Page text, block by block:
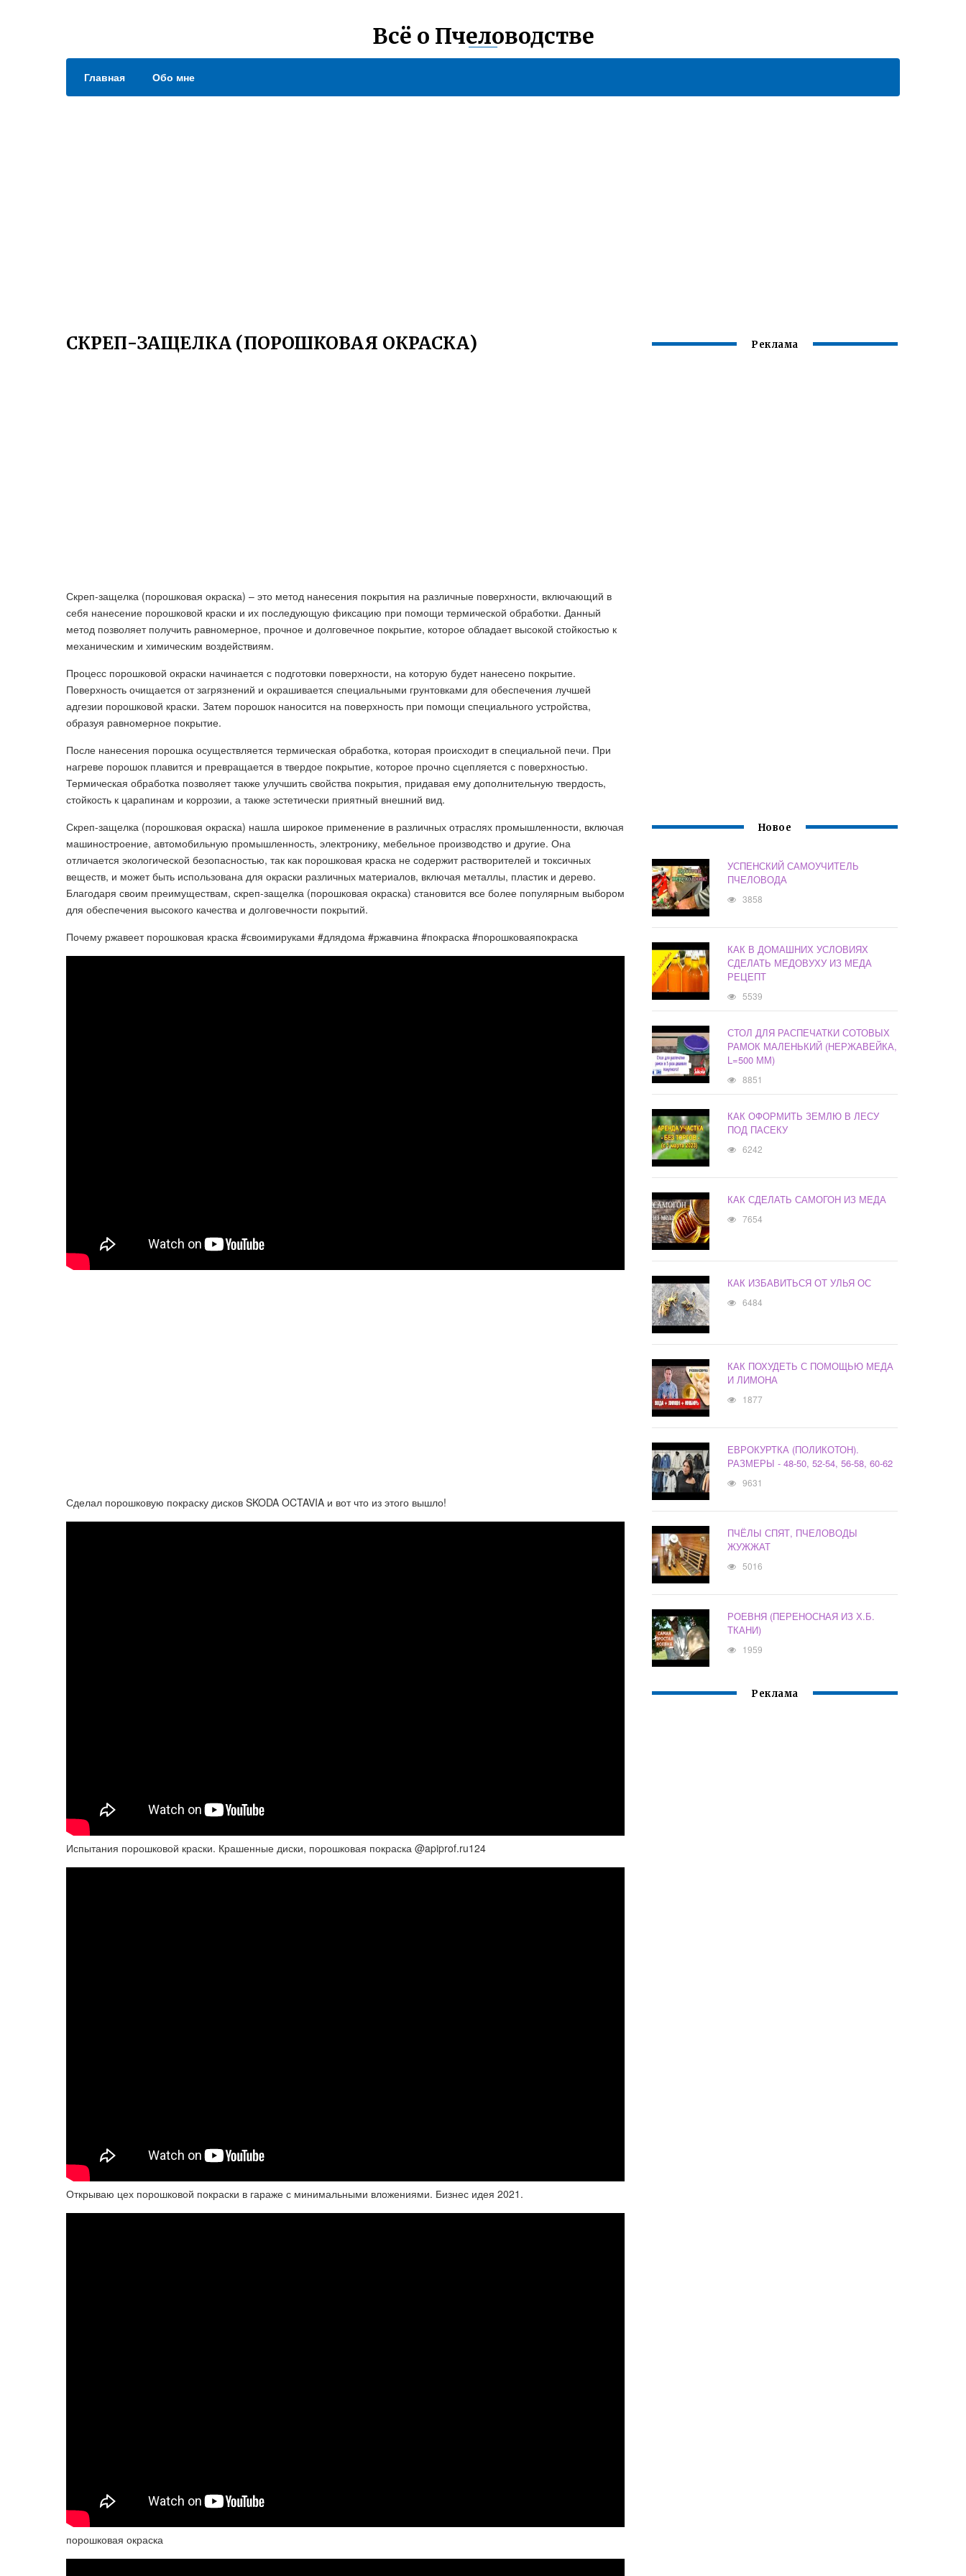
Всё о Пчеловодстве
Главная Обо мне
СКРЕП-ЗАЩЕЛКА (ПОРОШКОВАЯ ОКРАСКА)
Скреп-защелка (порошковая окраска) – это метод нанесения покрытия на различные поверхности, включающий в
себя нанесение порошковой краски и их последующую фиксацию при помощи термической обработки. Данный
метод позволяет получить равномерное, прочное и долговечное покрытие, которое обладает высокой стойкостью к
механическим и химическим воздействиям.
Процесс порошковой окраски начинается с подготовки поверхности, на которую будет нанесено покрытие.
Поверхность очищается от загрязнений и окрашивается специальными грунтовками для обеспечения лучшей
адгезии порошковой краски. Затем порошок наносится на поверхность при помощи специального устройства,
образуя равномерное покрытие.
После нанесения порошка осуществляется термическая обработка, которая происходит в специальной печи. При
нагреве порошок плавится и превращается в твердое покрытие, которое прочно сцепляется с поверхностью.
Термическая обработка позволяет также улучшить свойства покрытия, придавая ему дополнительную твердость,
стойкость к царапинам и коррозии, а также эстетически приятный внешний вид.
Скреп-защелка (порошковая окраска) нашла широкое применение в различных отраслях промышленности, включая
машиностроение, автомобильную промышленность, электронику, мебельное производство и другие. Она
отличается экологической безопасностью, так как порошковая краска не содержит растворителей и токсичных
веществ, и может быть использована для окраски различных материалов, включая металлы, пластик и дерево.
Благодаря своим преимуществам, скреп-защелка (порошковая окраска) становится все более популярным выбором
для обеспечения высокого качества и долговечности покрытий.
Почему ржавеет порошковая краска #своимируками #длядома #ржавчина #покраска #порошковаяпокраска
Сделал порошковую покраску дисков SKODA OCTAVIA и вот что из этого вышло!
Испытания порошковой краски. Крашенные диски, порошковая покраска @apiprof.ru124
Открываю цех порошковой покраски в гараже с минимальными вложениями. Бизнес идея 2021.
порошковая окраска
Реклама
Новое
УСПЕНСКИЙ САМОУЧИТЕЛЬ
ПЧЕЛОВОДА
3858
КАК В ДОМАШНИХ УСЛОВИЯХ
СДЕЛАТЬ МЕДОВУХУ ИЗ МЕДА
РЕЦЕПТ
5539
СТОЛ ДЛЯ РАСПЕЧАТКИ СОТОВЫХ
РАМОК МАЛЕНЬКИЙ (НЕРЖАВЕЙКА,
L=500 ММ)
8851
КАК ОФОРМИТЬ ЗЕМЛЮ В ЛЕСУ
ПОД ПАСЕКУ
6242
КАК СДЕЛАТЬ САМОГОН ИЗ МЕДА
7654
КАК ИЗБАВИТЬСЯ ОТ УЛЬЯ ОС
6484
КАК ПОХУДЕТЬ С ПОМОЩЬЮ МЕДА
И ЛИМОНА
1877
ЕВРОКУРТКА (ПОЛИКОТОН).
РАЗМЕРЫ - 48-50, 52-54, 56-58, 60-62
9631
ПЧЁЛЫ СПЯТ, ПЧЕЛОВОДЫ
ЖУЖЖАТ
5016
РОЕВНЯ (ПЕРЕНОСНАЯ ИЗ Х.Б.
ТКАНИ)
1959
Реклама